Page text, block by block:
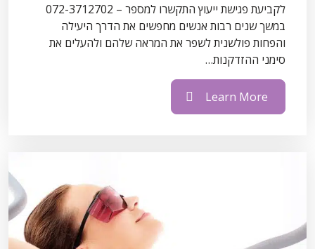
לקביעת פגישת ייעוץ התקשרו למספר – 072-3712702
במשך שנים רבות אנשים מחפשים את הדרך היעילה
והפחות פולשנית לשפר את המראה שלהם ולהעלים את
סימני ההזדקנות…
Learn More